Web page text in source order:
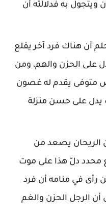
ويتجول به فدلالته أن
أن هناك فرد آخر يقلع
على الحزن والهم، ومن
متوفى يقدم له غصون
يدل على حسن منزلة
الريحان يصعد من
محدد دلّ هذا على موت
رأى في منامه أن فرد
أن الرجل الحزن والغم